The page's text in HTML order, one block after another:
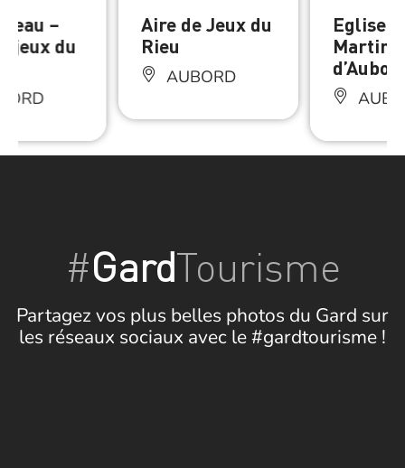
–
jeux du
Aire de Jeux du
Rieu
AUBORD
Eglise
Martin
#GardTourisme
Partagez vos plus belles photos du Gard sur
les réseaux sociaux avec le #gardtourisme !